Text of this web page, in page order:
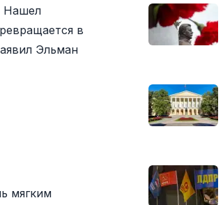
Нашел
в
Эльман
мягким